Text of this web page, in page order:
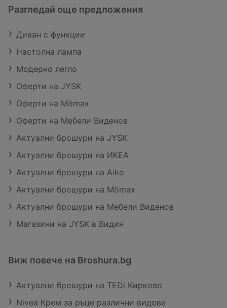
Разгледай още предложения
Диван с функции
Настолна лампа
Модерно легло
Оферти на JYSK
Оферти на Mömax
Оферти на Мебели Виденов
Актуални брошури на JYSK
Актуални брошури на ИКЕА
Актуални брошури на Aiko
Актуални брошури на Mömax
Актуални брошури на Мебели Виденов
Магазини на JYSK в Видин
Виж повече на Broshura.bg
Актуални брошури на TEDi Кирково
Nivea Крем за ръце различни видове